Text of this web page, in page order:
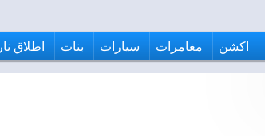
اكشن مغامرات سيارات بنات اطلاق نار